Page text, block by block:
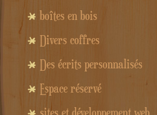
boîtes en bois
Divers coffres
Des écrits personnalisés
Espace réservé